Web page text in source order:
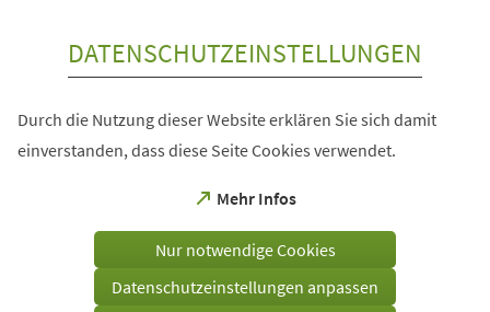
DATENSCHUTZEINSTELLUNGEN
Durch die Nutzung dieser Website erklären Sie sich damit
einverstanden, dass diese Seite Cookies verwendet.
Mehr Infos
(Öffnet
einem
Tab)
Nur notwendige Cookies
Datenschutzeinstellungen anpassen